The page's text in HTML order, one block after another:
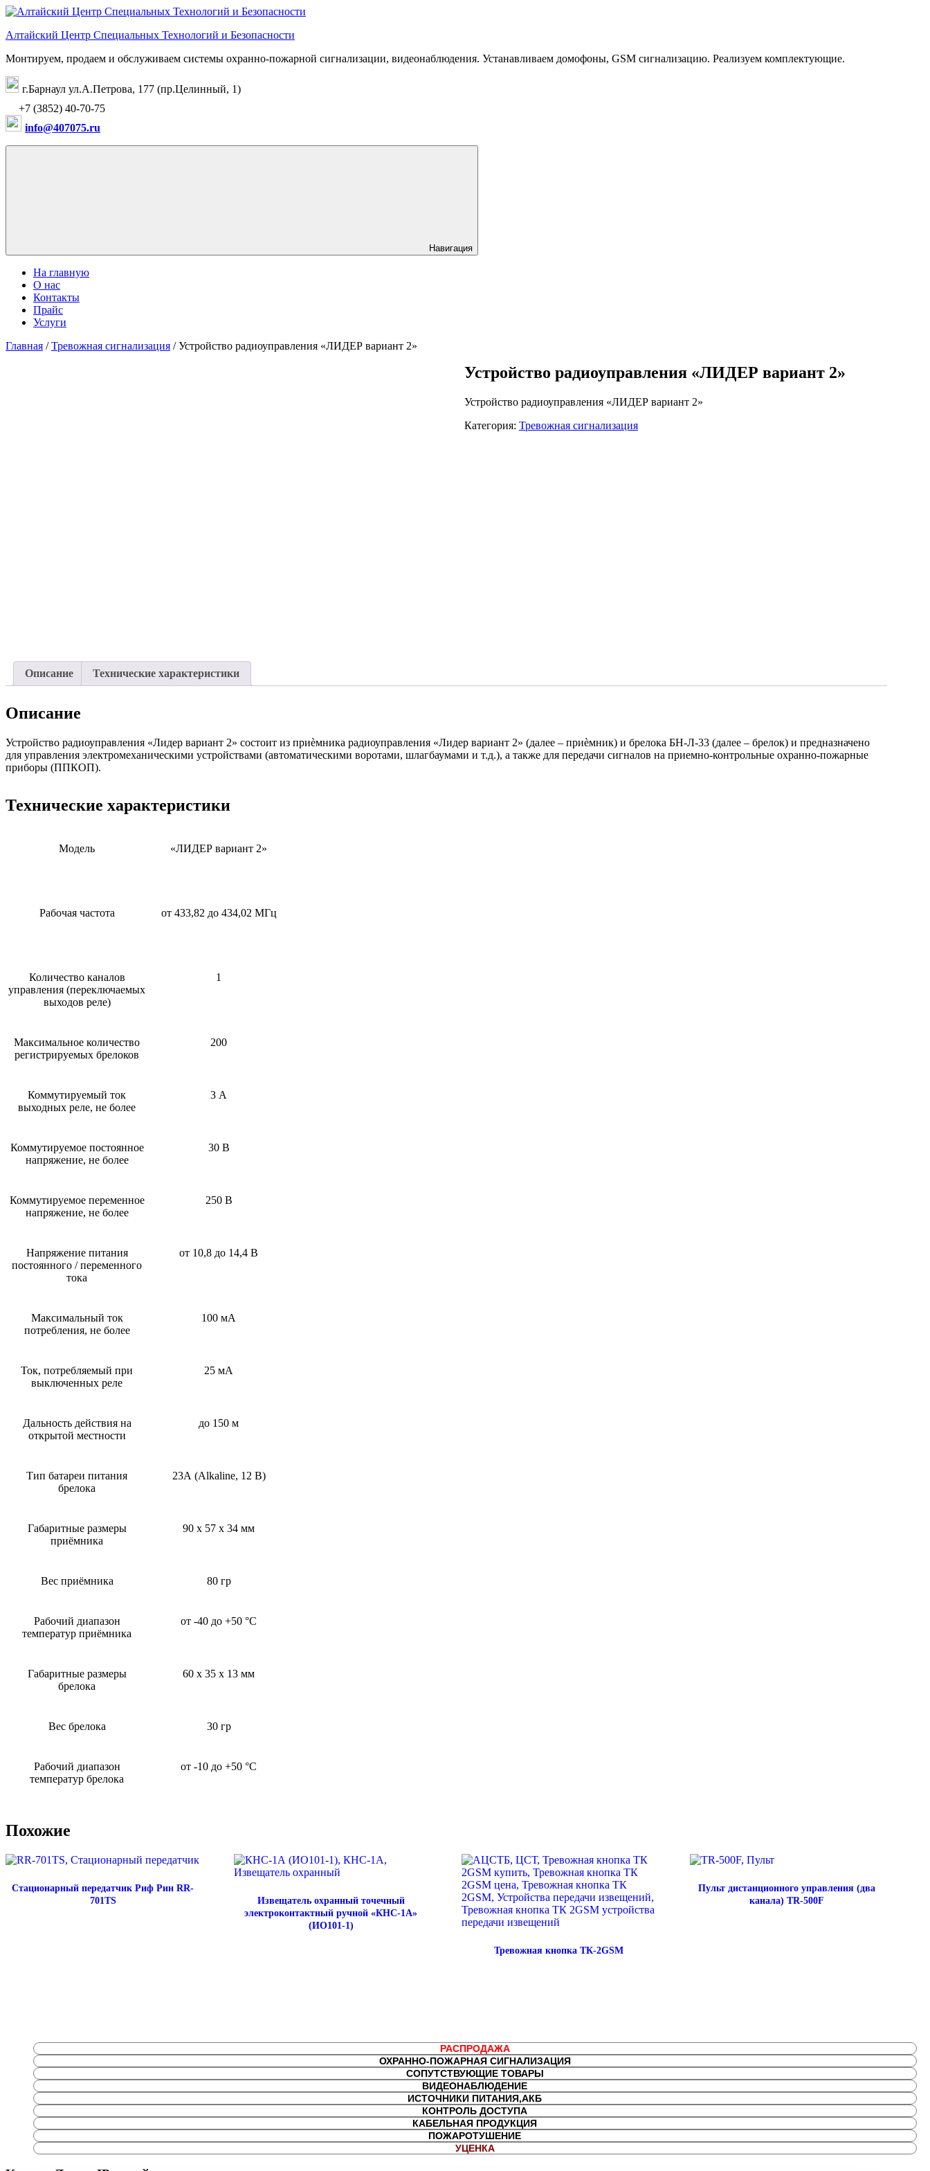
Перейти
содержимому
Алтайский Центр Специальных Технологий и Безопасности
Монтируем, продаем и обслуживаем системы охранно-пожарной сигнализации, видеонаблюдения. Устанавливаем домофоны, GSM сигнализацию. Реализуем комплектующие.
г.Барнаул ул.А.Петрова, 177 (пр.Целинный, 1)
+7 (3852) 40-70-75
info@407075.ru
Навигация
На главную
О нас
Контакты
Прайс
Услуги
Главная /Тревожная сигнализация / Устройство радиоуправления «ЛИДЕР вариант 2»
Устройство радиоуправления «ЛИДЕР вариант 2»
Устройство радиоуправления «ЛИДЕР вариант 2»
Категория: Тревожная сигнализация
Описание Технические характеристики
Описание
Устройство радиоуправления «Лидер вариант 2» состоит из приѐмника радиоуправления «Лидер вариант 2» (далее – приѐмник) и брелока БН-Л-33 (далее – брелок) и предназначено
для управления электромеханическими устройствами (автоматическими воротами, шлагбаумами и т.д.), а также для передачи сигналов на приемно-контрольные охранно-пожарные
приборы (ППКОП).
Технические характеристики
Модель «ЛИДЕР вариант 2»
Рабочая частота от 433,82 до 434,02 МГц
Количество каналов
управления (переключаемых
выходов реле)
1
Максимальное количество
регистрируемых брелоков
200
Коммутируемый ток
выходных реле, не более
3 А
Коммутируемое постоянное
напряжение, не более
30 В
Коммутируемое переменное
напряжение, не более
250 В
Напряжение питания
постоянного / переменного
тока
от 10,8 до 14,4 В
Максимальный ток
потребления, не более
100 мА
Ток, потребляемый при
выключенных реле
25 мА
Дальность действия на
открытой местности
до 150 м
Тип батареи питания
брелока
23А (Alkaline, 12 B)
Габаритные размеры
приёмника
90 х 57 х 34 мм
Вес приёмника 80 гр
Рабочий диапазон
температур приёмника
от -40 до +50 °C
Габаритные размеры
брелока
60 х 35 х 13 мм
Вес брелока 30 гр
Рабочий диапазон
температур брелока
от -10 до +50 °C
Похожие
Стационарный передатчик Риф Рин RR-
701TS
Извещатель охранный точечный
электроконтактный ручной «КНС-1А»
(ИО101-1)
Тревожная кнопка ТК-2GSM
Пульт дистанционного управления (два
канала) TR-500F
РАСПРОДАЖА
ОХРАННО-ПОЖАРНАЯ СИГНАЛИЗАЦИЯ
СОПУТСТВУЮЩИЕ ТОВАРЫ
ВИДЕОНАБЛЮДЕНИЕ
ИСТОЧНИКИ ПИТАНИЯ,АКБ
КОНТРОЛЬ ДОСТУПА
КАБЕЛЬНАЯ ПРОДУКЦИЯ
ПОЖАРОТУШЕНИЕ
УЦЕНКА